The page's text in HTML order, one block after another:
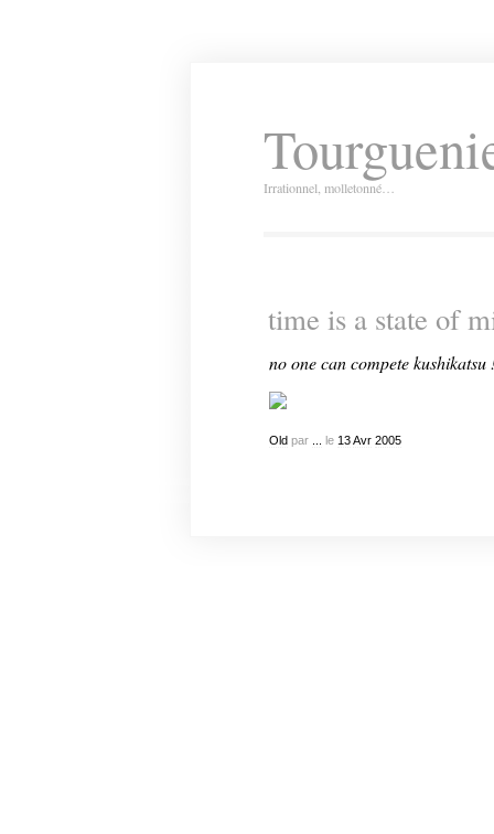
Irrationnel, molletonné…
time is a state of
no one can compete kushikatsu
Old par le 13 Avr 2005